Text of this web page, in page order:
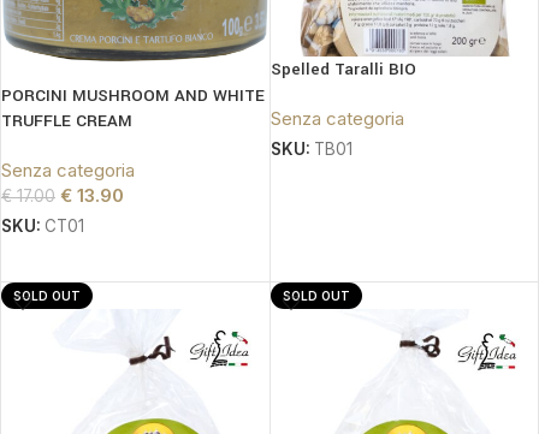
PORCINI MUSHROOM AND WHITE
TRUFFLE CREAM
Senza categoria
€17.00 € 13.90
SKU: CT01
Spelled Taralli BIO
Senza categoria
SKU: TB01
SOLD OUT SOLD OUT